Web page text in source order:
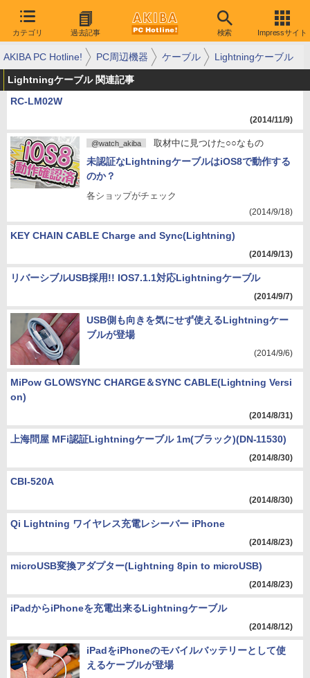
カテゴリ 過去記事 検索 Impressサイト
AKIBA PC Hotline! PC周辺機器 ケーブル Lightningケーブル
Lightningケーブル 関連記事
RC-LM02W
(2014/11/9)
@watch_akiba 取材中に見つけた○○なもの
未認証なLightningケーブルはiOS8で動作する
のか？
各ショップがチェック
(2014/9/18)
KEY CHAIN CABLE Charge and Sync(Lightning)
(2014/9/13)
リバーシブルUSB採用!! IOS7.1.1対応Lightningケーブル
(2014/9/7)
USB側も向きを気にせず使えるLightningケー
ブルが登場
(2014/9/6)
MiPow GLOWSYNC CHARGE＆SYNC CABLE(Lightning Versi
on)
(2014/8/31)
上海問屋 MFi認証Lightningケーブル 1m(ブラック)(DN-11530)
(2014/8/30)
CBI-520A
(2014/8/30)
Qi Lightning ワイヤレス充電レシーバー iPhone
(2014/8/23)
microUSB変換アダプター(Lightning 8pin to microUSB)
(2014/8/23)
iPadからiPhoneを充電出来るLightningケーブル
(2014/8/12)
iPadをiPhoneのモバイルバッテリーとして使
えるケーブルが登場